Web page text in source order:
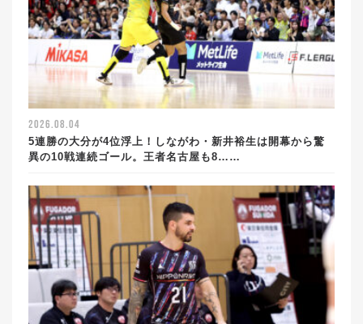
2026.08.04
5連勝の大分が4位浮上！しながわ・新井裕生は開幕から驚
異の10戦連続ゴール。王者名古屋も8……